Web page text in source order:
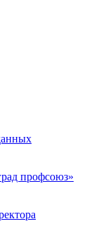
профсоюз»